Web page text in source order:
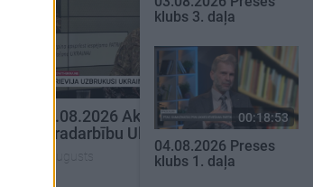
00:23:09
03.08.2026 Aktuālais par
karadarbību Ukrainā 2. daļa
3. augusts
klubs 3. daļa
00:18:53
04.08.2026 Preses
klubs 1. daļa